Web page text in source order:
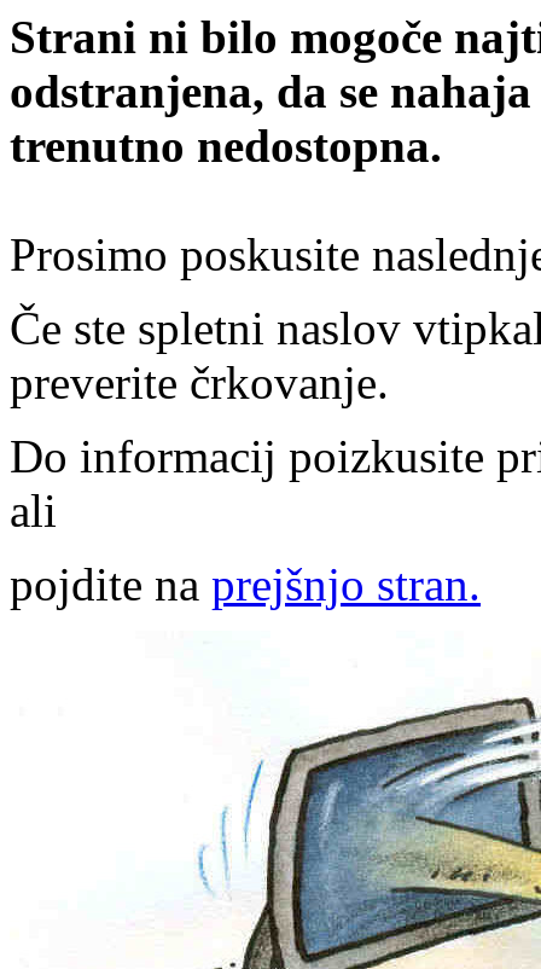
Strani ni bilo mogoče
odstranjena, da se
trenutno nedostopna.
Prosimo poskusite
Če ste spletni naslov
preverite črkovanje.
Do informacij poizkusite
ali
pojdite na prejšnjo stran.